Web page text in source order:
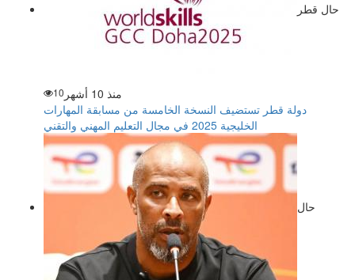
حال قطر
منذ 10 أشهر 10
دولة قطر تستضيف النسخة الخامسة من مسابقة المهارات
الخليجية 2025 في مجال التعليم المهني والتقني
حال